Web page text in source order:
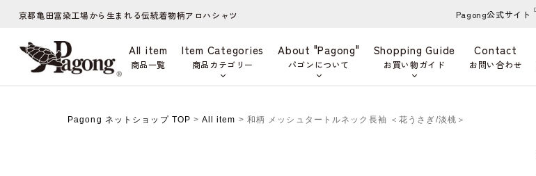
京都亀田富染工場から生まれる伝統着物柄アロハシャツ Pagong公式サイト
All item
商品一覧
Item Categories
商品カテゴリー
About "Pagong"
パゴンについて
Shopping Guide
お買い物ガイド
Contact
お問い合わせ
Pagong ネットショップ TOP > All item > 和柄 メッシュタートルネック長袖 ＜花うさぎ/淡桃＞